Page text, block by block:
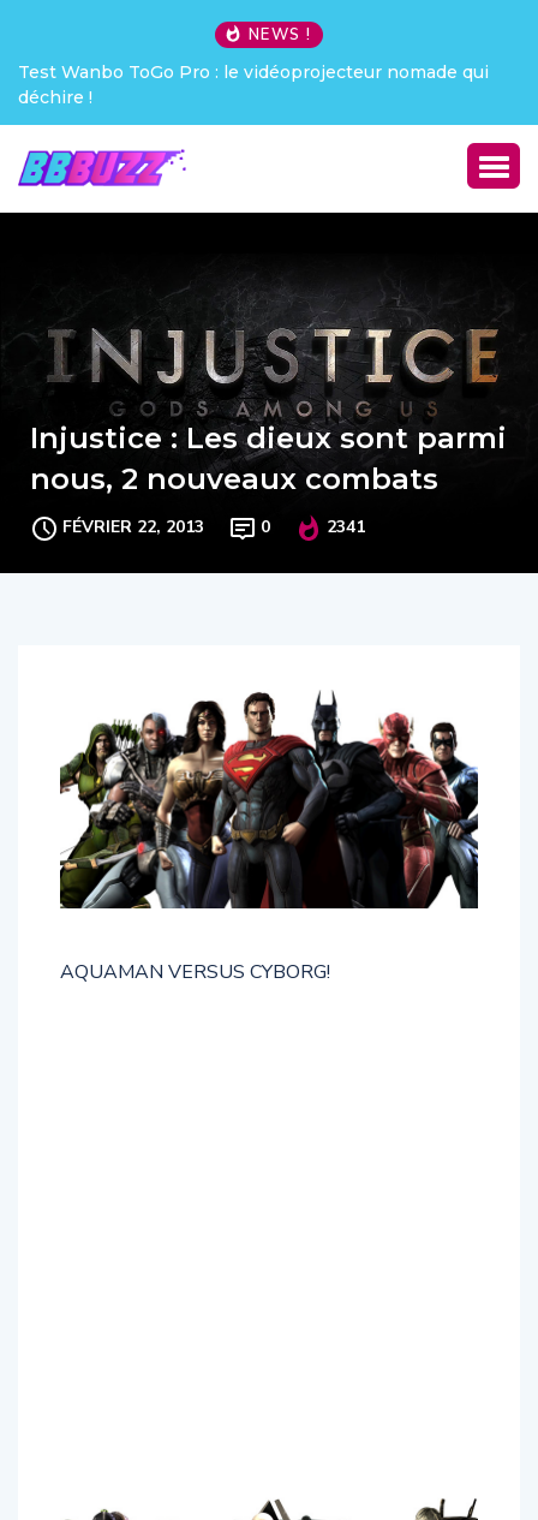
NEWS !
nomade qui
Creative Pebble X : j’ai été choqué !
Injustice : Les dieux sont parmi
nous, 2 nouveaux combats
FÉVRIER 22, 2013 0 2341
AQUAMAN VERSUS CYBORG!